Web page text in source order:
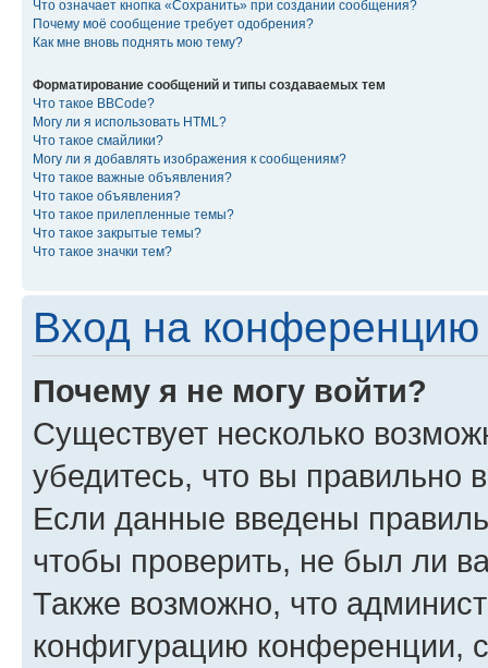
Что означает кнопка «Сохранить» при создании сообщения?
Почему моё сообщение требует одобрения?
Как мне вновь поднять мою тему?
Форматирование сообщений и типы создаваемых тем
Что такое BBCode?
Могу ли я использовать HTML?
Что такое смайлики?
Могу ли я добавлять изображения к сообщениям?
Что такое важные объявления?
Что такое объявления?
Что такое прилепленные темы?
Что такое закрытые темы?
Что такое значки тем?
Вход на конференцию
Почему я не могу войти?
Существует несколько
убедитесь, что вы правильно
Если данные введены
чтобы проверить, не был ли
Также возможно, что
конфигурацию конференции,